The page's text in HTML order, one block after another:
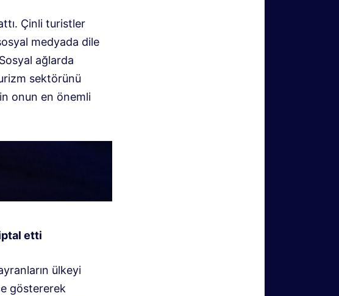
Çinli turistler
medyada dile
ağlarda
sektörünü
onun en önemli
etti
ülkeyi
göstererek